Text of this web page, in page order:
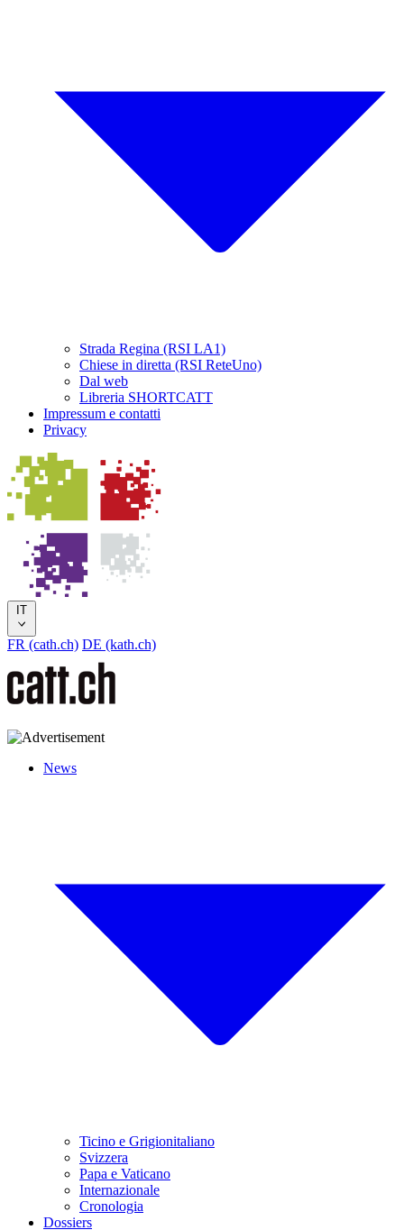
Strada Regina (RSI LA1)
Chiese in diretta (RSI ReteUno)
Dal web
Libreria SHORTCATT
Impressum e contatti
Privacy
IT
FR (cath.ch) DE (kath.ch)
News
Ticino e Grigionitaliano
Svizzera
Papa e Vaticano
Internazionale
Cronologia
Dossiers